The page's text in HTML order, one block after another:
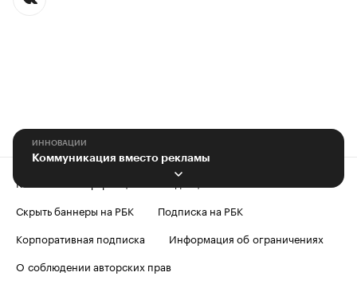
ИННОВАЦИИ
Коммуникация вместо рекламы
Контактная информация
Редакция
Скрыть баннеры на РБК
Подписка на РБК
Корпоративная подписка
Информация об ограничениях
О соблюдении авторских прав